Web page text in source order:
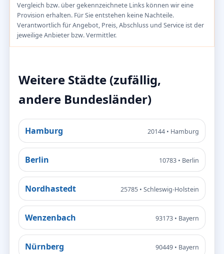
Vergleich bzw. über gekennzeichnete Links können wir eine
Provision erhalten. Für Sie entstehen keine Nachteile.
Verantwortlich für Angebot, Preis, Abschluss und Service ist der
jeweilige Anbieter bzw. Vermittler.
Weitere Städte (zufällig,
andere Bundesländer)
Hamburg 20144 • Hamburg
Berlin 10783 • Berlin
Nordhastedt 25785 • Schleswig-Holstein
Wenzenbach 93173 • Bayern
Nürnberg 90449 • Bayern